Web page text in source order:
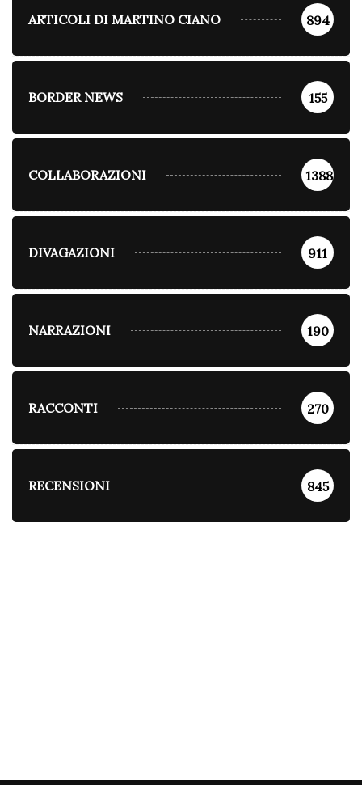
ARTICOLI DI MARTINO CIANO 894
BORDER NEWS 155
COLLABORAZIONI 1388
DIVAGAZIONI 911
NARRAZIONI 190
RACCONTI 270
RECENSIONI 845